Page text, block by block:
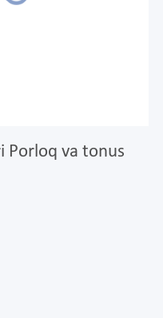
Porloq va tonus